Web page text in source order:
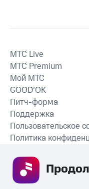
MTС Live
MTС Premium
Мой МТС
GOOD’OK
Питч-форма
Поддержка
Пользовательское
Политика